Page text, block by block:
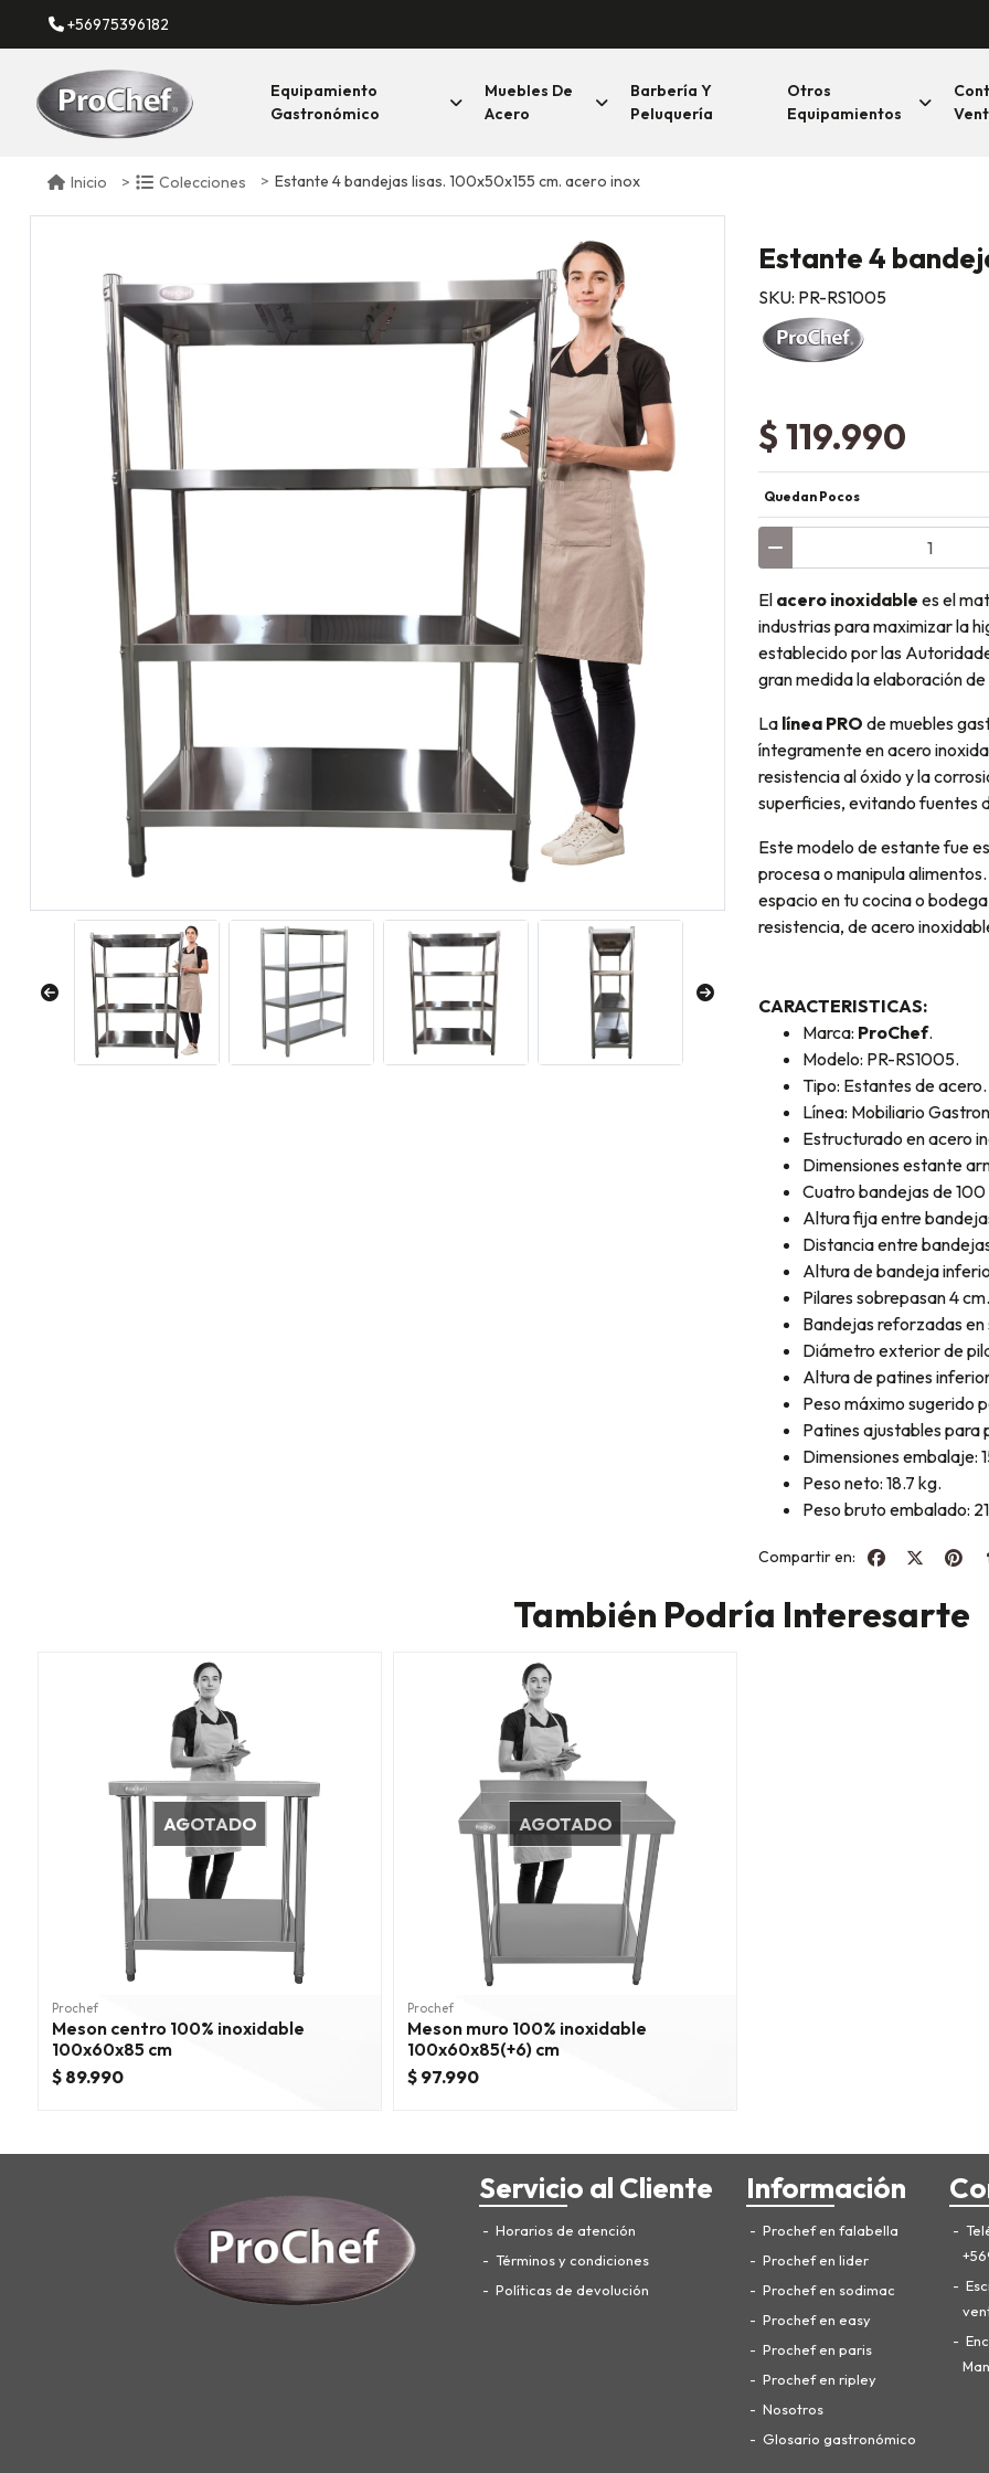
+56975396182
Equipamiento
Gastronómico
Muebles De
Acero
Barbería Y
Peluquería
Otros
Equipamientos
Inicio Colecciones Estante 4 bandejas lisas. 100x50x155 cm. acero inox
Estante 4
SKU: PR-RS1005
$ 119.990
Quedan Pocos
El acero inoxidable es el
industrias para maximizar la
establecido por las
gran medida la elaboración
La línea PRO de muebles
íntegramente en acero
resistencia al óxido y la
superficies, evitando fuentes
Este modelo de estante fue
procesa o manipula
espacio en tu cocina o
resistencia, de acero
CARACTERISTICAS:
Marca: ProChef.
Modelo: PR-RS1005.
Tipo: Estantes de acero.
Línea: Mobiliario
Estructurado en acero
Dimensiones estante
Cuatro bandejas de
Altura fija entre
Distancia entre
Altura de bandeja
Pilares sobrepasan 4
Bandejas reforzadas
Diámetro exterior de
Altura de patines
Peso máximo sugerido
Patines ajustables para
Dimensiones embalaje:
Peso neto: 18.7 kg.
Peso bruto embalado:
Compartir en:
También Podría Interesarte
AGOTADO
Prochef
Meson centro 100% inoxidable
100x60x85 cm
$ 89.990
AGOTADO
Prochef
Meson muro 100% inoxidable
100x60x85(+6) cm
$ 97.990
Servicio al Cliente
Horarios de atención
Términos y condiciones
Políticas de devolución
Información
Prochef en falabella
Prochef en lider
Prochef en sodimac
Prochef en easy
Prochef en paris
Prochef en ripley
Nosotros
Glosario gastronómico